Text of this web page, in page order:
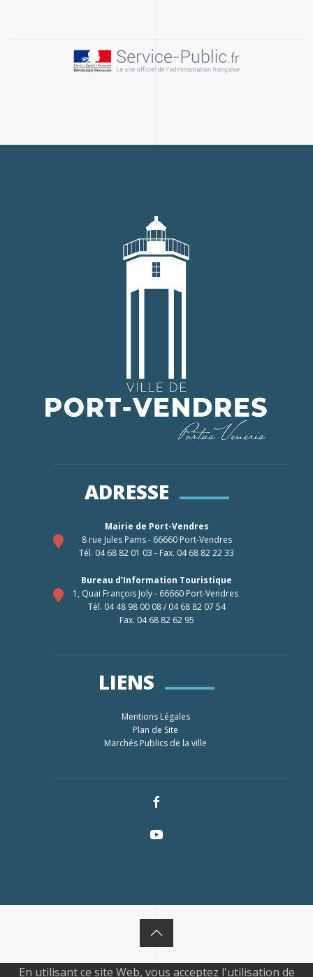
En utilisant ce site Web, vous acceptez l'utilisation de
ADRESSE
Mairie de Port-Vendres
8 rue Jules Pams - 66660 Port-Vendres
Tél. 04 68 82 01 03 - Fax. 04 68 82 22 33
Bureau d’Information Touristique
1, Quai François Joly - 66660 Port-Vendres
Tél. 04 48 98 00 08 / 04 68 82 07 54
Fax. 04 68 82 62 95
LIENS
Mentions Légales
Plan de Site
Marchés Publics de la ville